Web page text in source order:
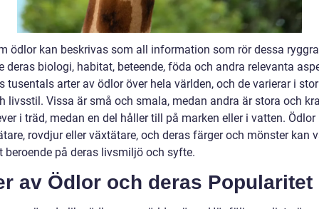
ödlor kan beskrivas som all information som rör dessa
deras biologi, habitat, beteende, föda och andra relevanta
tusentals arter av ödlor över hela världen, och de varierar i
livsstil. Vissa är små och smala, medan andra är stora och
i träd, medan en del håller till på marken eller i vatten. Ödlor
rovdjur eller växtätare, och deras färger och mönster kan
beroende på deras livsmiljö och syfte.
av Ödlor och deras Popularitet